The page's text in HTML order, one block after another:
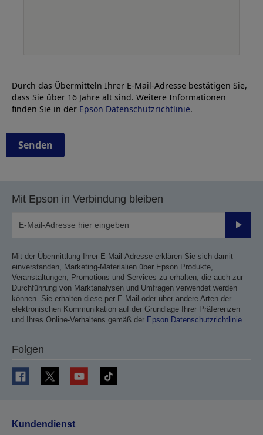
Durch das Übermitteln Ihrer E-Mail-Adresse bestätigen Sie,
dass Sie über 16 Jahre alt sind. Weitere Informationen
finden Sie in der Epson Datenschutzrichtlinie.
Senden
Mit Epson in Verbindung bleiben
Mit der Übermittlung Ihrer E-Mail-Adresse erklären Sie sich damit
einverstanden, Marketing-Materialien über Epson Produkte,
Veranstaltungen, Promotions und Services zu erhalten, die auch zur
Durchführung von Marktanalysen und Umfragen verwendet werden
können. Sie erhalten diese per E-Mail oder über andere Arten der
elektronischen Kommunikation auf der Grundlage Ihrer Präferenzen
und Ihres Online-Verhaltens gemäß der Epson Datenschutzrichtlinie.
Folgen
Kundendienst